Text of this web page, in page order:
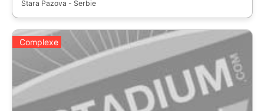
Stara Pazova - Serbie
Complexe